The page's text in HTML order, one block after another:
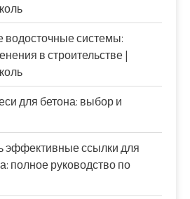
водосточные системы:
в строительстве |
для бетона: выбор и
эффективные ссылки для
полное руководство по